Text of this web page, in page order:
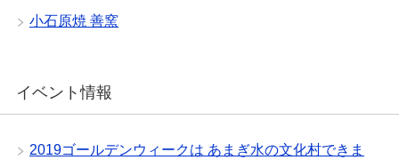
小石原焼 善窯
イベント情報
2019ゴールデンウィークは あまぎ水の文化村できま